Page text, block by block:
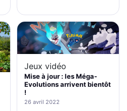
Jeux vidéo
Mise à jour : les Méga-
Evolutions arrivent bientôt
!
26 avril 2022